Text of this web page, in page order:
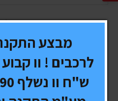
סדר
מבצע התקנת